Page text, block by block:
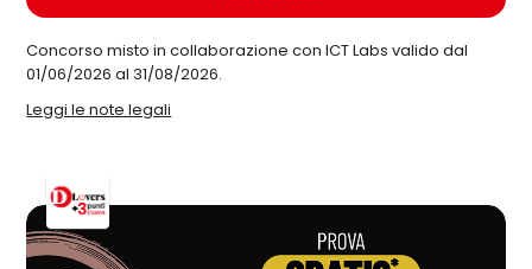
Concorso misto in collaborazione con ICT Labs valido dal
01/06/2026 al 31/08/2026.
Leggi le note legali